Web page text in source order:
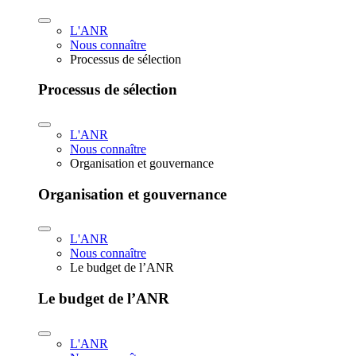
L'ANR
Nous connaître
Processus de sélection
Processus de sélection
L'ANR
Nous connaître
Organisation et gouvernance
Organisation et gouvernance
L'ANR
Nous connaître
Le budget de l’ANR
Le budget de l’ANR
L'ANR